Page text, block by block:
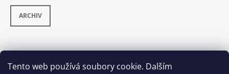
Tento web používá soubory cookie. Dalším
ARCHIV
PŘIJÍMÁME ONLINE PLATBY